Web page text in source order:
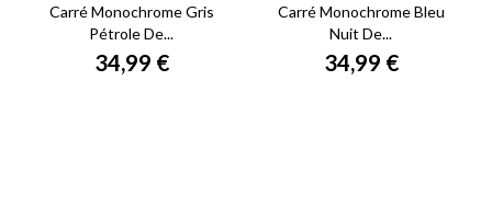
Carré Monochrome Gris
Pétrole De...
34,99 €
Carré Monochrome Bleu
Nuit De...
34,99 €